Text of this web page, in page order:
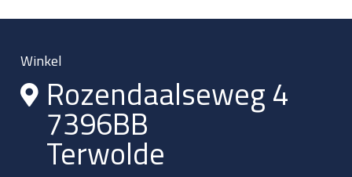
Winkel
Rozendaalseweg 4
7396BB
Terwolde